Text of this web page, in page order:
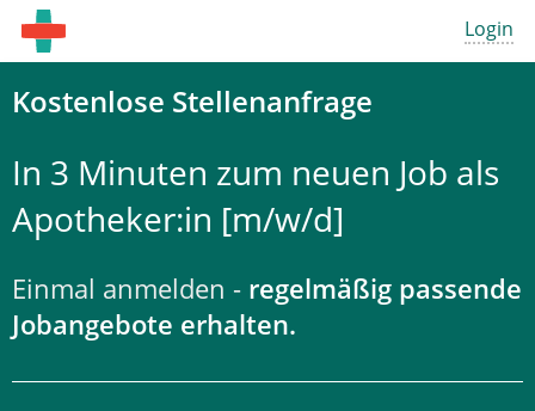
Login
Kostenlose Stellenanfrage
In 3 Minuten zum neuen Job als
Apotheker:in [m/w/d]
Einmal anmelden - regelmäßig passende
Jobangebote erhalten.